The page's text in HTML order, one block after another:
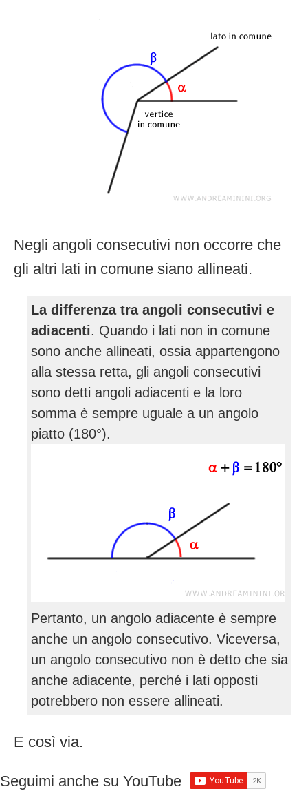
Negli angoli consecutivi non occorre che
gli altri lati in comune siano allineati.
La differenza tra angoli consecutivi e
adiacenti. Quando i lati non in comune
sono anche allineati, ossia appartengono
alla stessa retta, gli angoli consecutivi
sono detti angoli adiacenti e la loro
somma è sempre uguale a un angolo
piatto (180°).
Pertanto, un angolo adiacente è sempre
anche un angolo consecutivo. Viceversa,
un angolo consecutivo non è detto che sia
anche adiacente, perché i lati opposti
potrebbero non essere allineati.
E così via.
Seguimi anche su YouTube